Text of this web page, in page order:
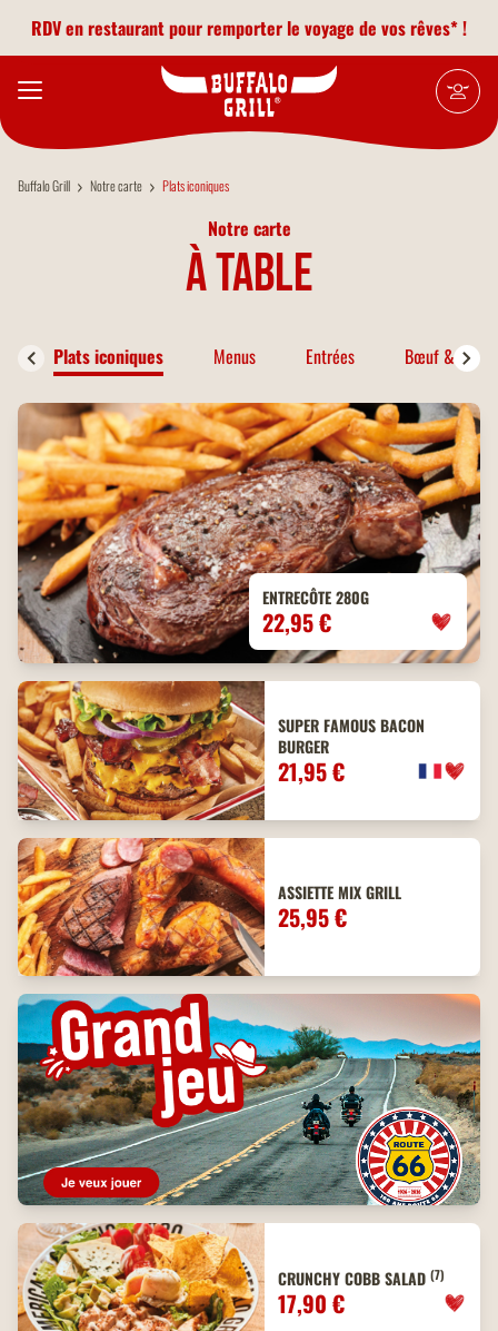
RDV en restaurant pour remporter le voyage de vos rêves* !
Buffalo Grill Notre carte Plats iconiques
Notre carte
à table
Plats iconiques Menus Entrées Bœuf & Bison
ENTRECÔTE 280G
22,95 €
SUPER FAMOUS BACON
BURGER
21,95 €
ASSIETTE MIX GRILL
25,95 €
CRUNCHY COBB SALAD (7)
17,90 €